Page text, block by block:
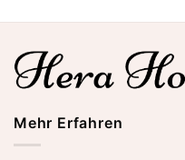
Mehr Erfahren